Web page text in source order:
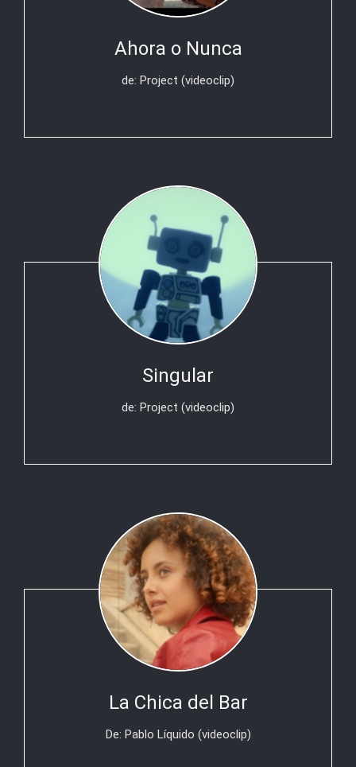
Ahora o Nunca
de: Project (videoclip)
Singular
de: Project (videoclip)
La Chica del Bar
De: Pablo Líquido (videoclip)